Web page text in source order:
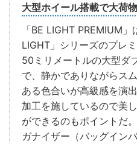
大型ホイール搭載で大荷
「BE LIGHT PREMIUM
LIGHT」シリーズのプレ
50ミリメートルの大型ダ
で、静かでありながらス
ある色合いが高級感を演
加工を施しているので美
ができるのもポイントだ
ガナイザー（バッグイン